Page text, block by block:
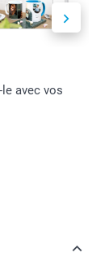
avec vos